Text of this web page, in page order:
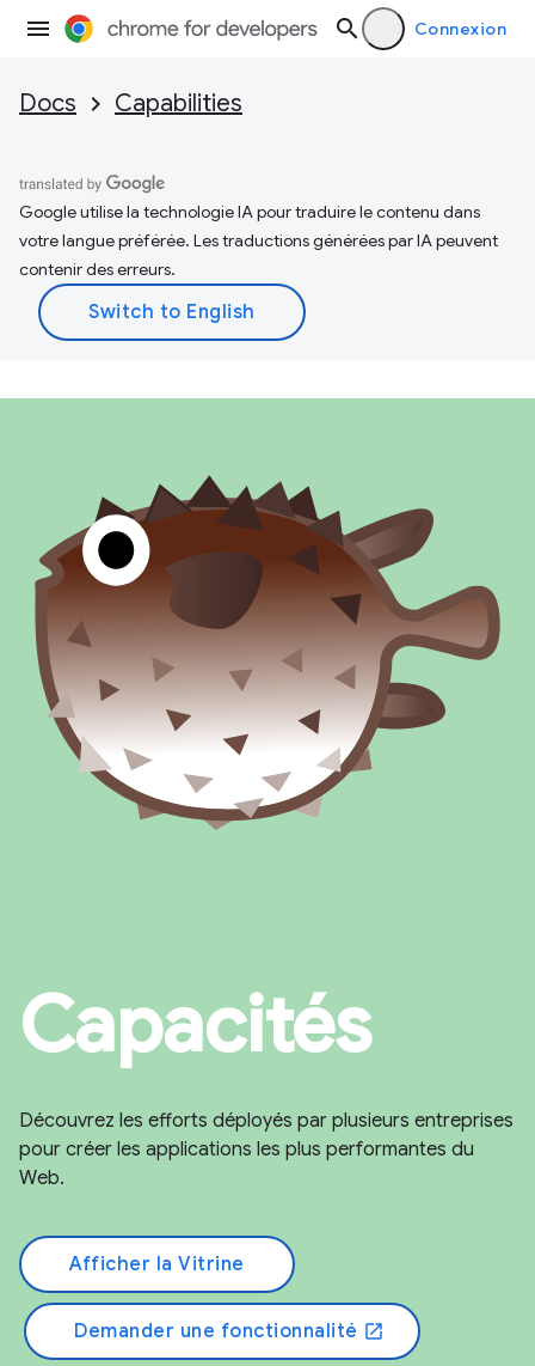
Connexion
Docs Capabilities
Google utilise la technologie IA pour traduire le contenu dans
votre langue préférée. Les traductions générées par IA peuvent
contenir des erreurs.
Capacités
Découvrez les efforts déployés par plusieurs entreprises
pour créer les applications les plus performantes du
Web.
Afficher la Vitrine
Demander une fonctionnalité open_in_new